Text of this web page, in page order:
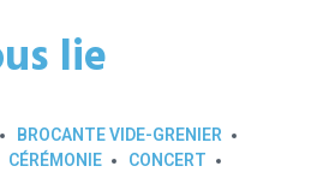
lie
BROCANTE VIDE-GRENIER
CÉRÉMONIE
CONCERT